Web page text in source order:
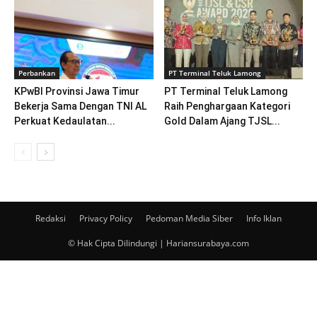
Perbankan
KPwBI Provinsi Jawa Timur
Bekerja Sama Dengan TNI AL
Perkuat Kedaulatan...
PT Terminal Teluk Lamong
PT Terminal Teluk Lamong
Raih Penghargaan Kategori
Gold Dalam Ajang TJSL...
Redaksi Privacy Policy Pedoman Media Siber Info Iklan
© Hak Cipta Dilindungi | Hariansurabaya.com